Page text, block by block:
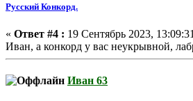
Русский Конкорд.
« Ответ #4 : 19 Сентябрь 2023,
Иван, а конкорд у вас неукрывной,
Иван 63